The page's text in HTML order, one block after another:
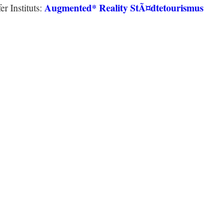
Instituts: Augmented* Reality StÃ¤dtetourismus